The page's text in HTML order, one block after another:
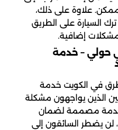
علاوة على ذلك،
السيارة على الطريق
إضافية.
حولي – خدمة
في الكويت خدمة
الذين يواجهون مشكلة
الخدمة مصممة لضمان
لن يضطر السائقون إلى